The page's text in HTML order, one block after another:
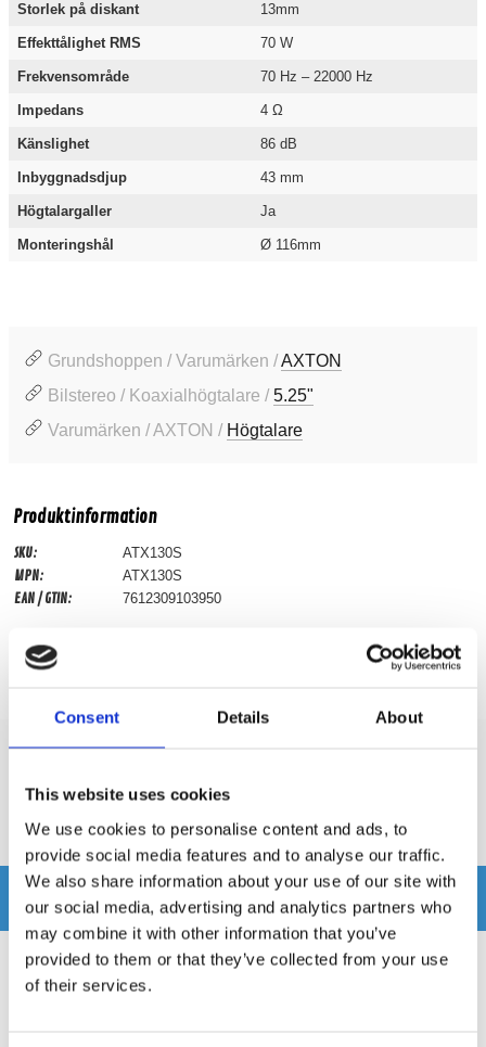
Consent Details About
This website uses cookies
We use cookies to personalise content and ads, to
provide social media features and to analyse our traffic.
We also share information about your use of our site with
our social media, advertising and analytics partners who
may combine it with other information that you’ve
provided to them or that they’ve collected from your use
of their services.
Storlek på diskant 13mm
Effekttålighet RMS 70 W
Frekvensområde 70 Hz – 22000 Hz
Impedans 4 Ω
Känslighet 86 dB
Inbyggnadsdjup 43 mm
Högtalargaller Ja
Monteringshål Ø 116mm
Grundshoppen / Varumärken /AXTON
Bilstereo / Koaxialhögtalare /5.25"
Varumärken / AXTON / Högtalare
Produktinformation
SKU: ATX130S
MPN: ATX130S
EAN / GTIN: 7612309103950
Prishistorik
Produkten har inga recensioner
Relaterade produkter